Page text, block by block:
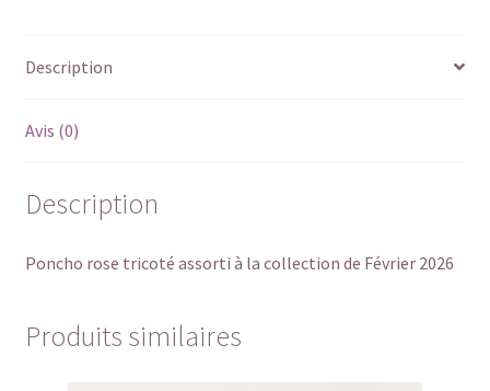
Description
Avis (0)
Description
Poncho rose tricoté assorti à la collection de Février 2026
Produits similaires